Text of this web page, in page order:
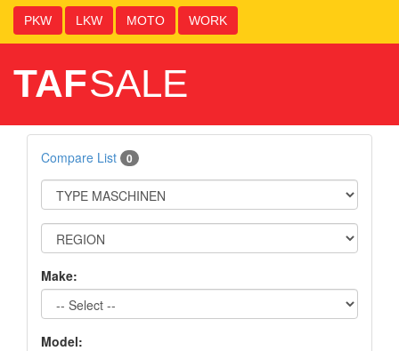
PKW LKW MOTO WORK
TAFSALE
Compare List 0
Make:
Model: